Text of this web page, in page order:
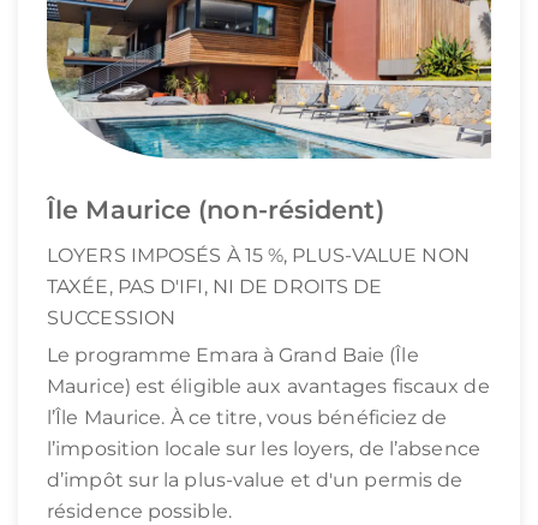
Île Maurice (non-résident)
LOYERS IMPOSÉS À 15 %, PLUS-VALUE NON
TAXÉE, PAS D'IFI, NI DE DROITS DE
SUCCESSION
Le programme Emara à Grand Baie (Île
Maurice) est éligible aux avantages fiscaux de
l’Île Maurice. À ce titre, vous bénéficiez de
l’imposition locale sur les loyers, de l’absence
d’impôt sur la plus-value et d'un permis de
résidence possible.